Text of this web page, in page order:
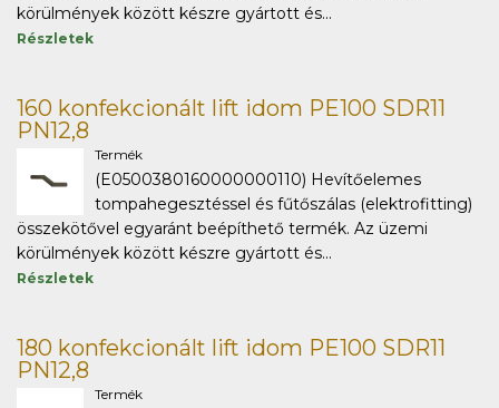
körülmények között készre gyártott és...
Részletek
160 konfekcionált lift idom PE100 SDR11
PN12,8
Termék
(E0500380160000000110) Hevítőelemes
tompahegesztéssel és fűtőszálas (elektrofitting)
összekötővel egyaránt beépíthető termék. Az üzemi
körülmények között készre gyártott és...
Részletek
180 konfekcionált lift idom PE100 SDR11
PN12,8
Termék